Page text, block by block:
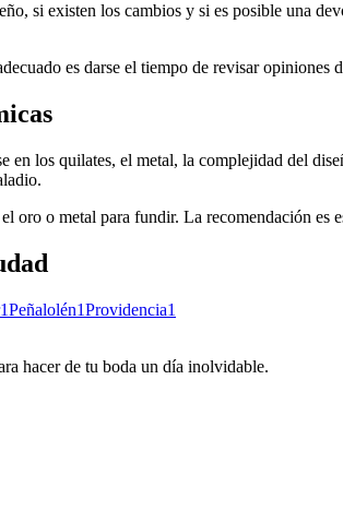
si existen los cambios y si es posible una
es darse el tiempo de revisar opiniones
en los quilates, el metal, la complejidad del
oro o metal para fundir. La recomendación es
1Peñalolén1Providencia1
hacer de tu boda un día inolvidable.